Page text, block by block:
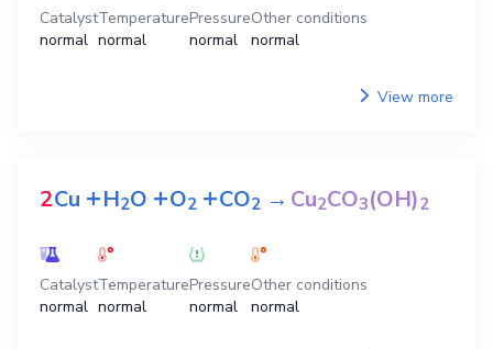
Catalyst
normal
Temperature
normal
Pressure
normal
Other conditions
normal
View more
2Cu +H2O +O2 +CO2 →Cu2CO3(OH)2
Catalyst
normal
Temperature
normal
Pressure
normal
Other conditions
normal